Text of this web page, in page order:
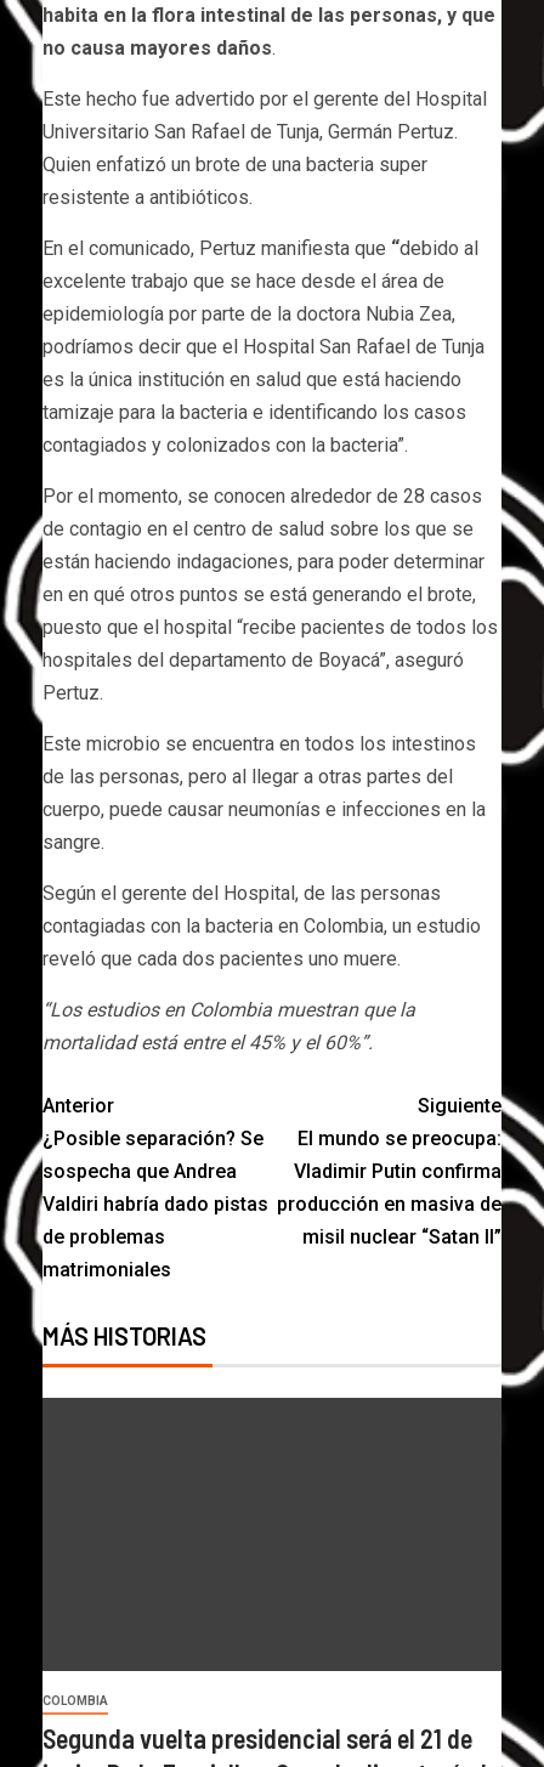
habita en la flora intestinal de las personas, y que
no causa mayores daños.
Este hecho fue advertido por el gerente del Hospital
Universitario San Rafael de Tunja, Germán Pertuz.
Quien enfatizó un brote de una bacteria super
resistente a antibióticos.
En el comunicado, Pertuz manifiesta que “debido al
excelente trabajo que se hace desde el área de
epidemiología por parte de la doctora Nubia Zea,
podríamos decir que el Hospital San Rafael de Tunja
es la única institución en salud que está haciendo
tamizaje para la bacteria e identificando los casos
contagiados y colonizados con la bacteria”.
Por el momento, se conocen alrededor de 28 casos
de contagio en el centro de salud sobre los que se
están haciendo indagaciones, para poder determinar
en en qué otros puntos se está generando el brote,
puesto que el hospital “recibe pacientes de todos los
hospitales del departamento de Boyacá”, aseguró
Pertuz.
Este microbio se encuentra en todos los intestinos
de las personas, pero al llegar a otras partes del
cuerpo, puede causar neumonías e infecciones en la
sangre.
Según el gerente del Hospital, de las personas
contagiadas con la bacteria en Colombia, un estudio
reveló que cada dos pacientes uno muere.
“Los estudios en Colombia muestran que la
mortalidad está entre el 45% y el 60%”.
Anterior
¿Posible separación? Se
sospecha que Andrea
Valdiri habría dado pistas
de problemas
matrimoniales
Siguiente
El mundo se preocupa:
Vladimir Putin confirma
producción en masiva de
misil nuclear “Satan II”
MÁS HISTORIAS
COLOMBIA
Segunda vuelta presidencial será el 21 de